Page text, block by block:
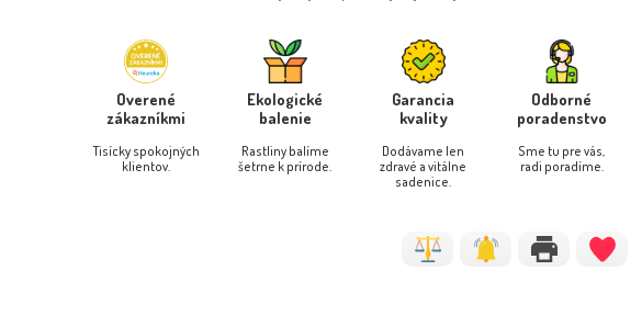
NOVINKADráč Thunbergov - Berberis
Overené
zákazníkmi
Tisícky spokojných
klientov.
Ekologické
balenie
Rastliny balíme
šetrne k prírode.
Garancia
kvality
Dodávame len
zdravé a vitálne
sadenice.
Odborné
poradenstvo
Sme tu pre vás,
radi poradíme.